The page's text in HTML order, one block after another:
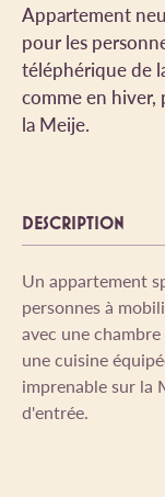
Appartement
pour les
téléphérique de
comme en
la Meije.
DESCRIPTION
Un appartement
personnes à
avec une
une cuisine
imprenable sur la
d'entrée.